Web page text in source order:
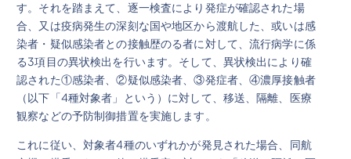
す。それを踏まえて、逐一検査により発症が確認された場
合、又は疫病発生の深刻な国や地区から渡航した、或いは感
染者・疑似感染者との接触歴のる者に対して、流行病学に係
る3項目の異状検出を行います。そして、異状検出により確
認された①感染者、②疑似感染者、③発症者、④濃厚接触者
（以下「4種対象者」という）に対して、移送、隔離、医療
観察などの予防制御措置を実施します。
これに従い、対象者4種のいずれかが発見された場合、同航